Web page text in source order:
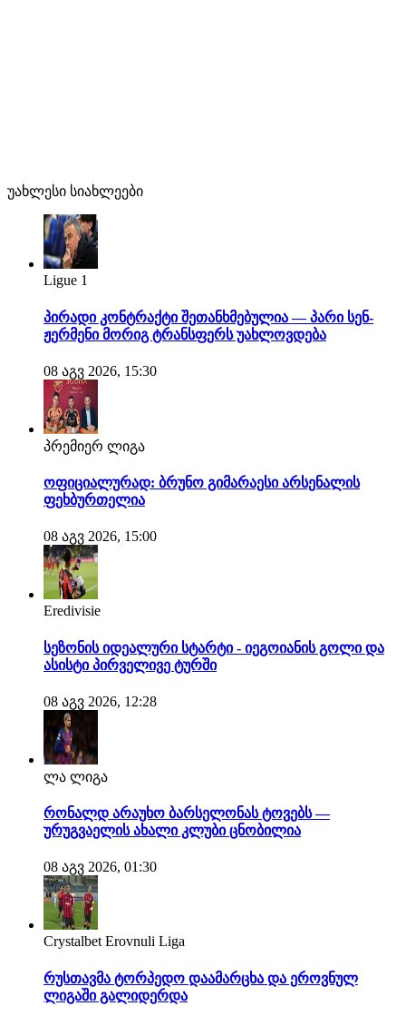
უახლესი სიახლეები
Ligue 1
პირადი კონტრაქტი შეთანხმებულია — პარი სენ-
ჟერმენი მორიგ ტრანსფერს უახლოვდება
08 აგვ 2026, 15:30
პრემიერ ლიგა
ოფიციალურად: ბრუნო გიმარაესი არსენალის
ფეხბურთელია
08 აგვ 2026, 15:00
Eredivisie
სეზონის იდეალური სტარტი - იეგოიანის გოლი და
ასისტი პირველივე ტურში
08 აგვ 2026, 12:28
ლა ლიგა
რონალდ არაუხო ბარსელონას ტოვებს —
ურუგვაელის ახალი კლუბი ცნობილია
08 აგვ 2026, 01:30
Crystalbet Erovnuli Liga
რუსთავმა ტორპედო დაამარცხა და ეროვნულ
ლიგაში გალიდერდა